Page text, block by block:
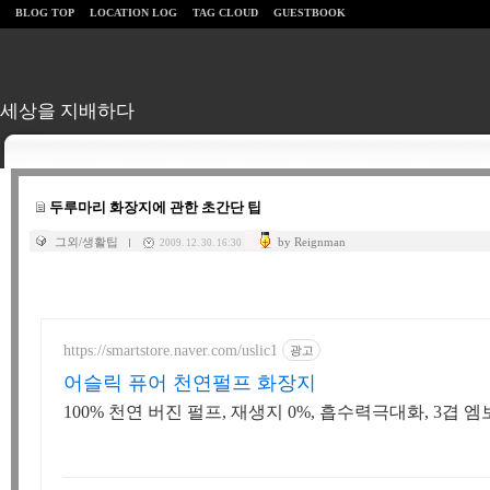
세상을 지배하다
BLOG TOP LOCATION LOG TAG CLOUD GUESTBOOK
두루마리 화장지에 관한 초간단 팁
그외/생활팁 2009. 12. 30. 16:30 by Reignman
https://smartstore.naver.com/uslic1 광고
어슬릭 퓨어 천연펄프 화장지
100% 천연 버진 펄프, 재생지 0%, 흡수력극대화, 3겹 엠